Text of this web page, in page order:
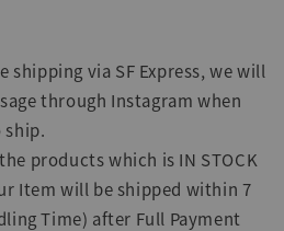
shipping via SF Express, we will
through Instagram when
ship.
products which is IN STOCK
Item will be shipped within 7
Time) after Full Payment